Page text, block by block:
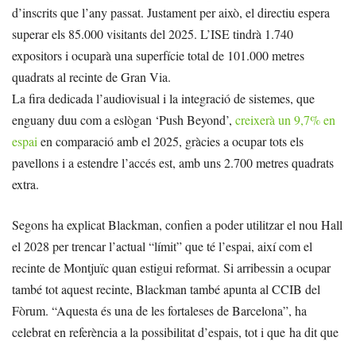
d’inscrits que l’any passat. Justament per això, el directiu espera
superar els 85.000 visitants del 2025. L’ISE tindrà 1.740
expositors i ocuparà una superfície total de 101.000 metres
quadrats al recinte de Gran Via.
La fira dedicada l’audiovisual i la integració de sistemes, que
enguany duu com a eslògan ‘Push Beyond’, creixerà un 9,7% en
espai en comparació amb el 2025, gràcies a ocupar tots els
pavellons i a estendre l’accés est, amb uns 2.700 metres quadrats
extra.
Segons ha explicat Blackman, confien a poder utilitzar el nou Hall
el 2028 per trencar l’actual “límit” que té l’espai, així com el
recinte de Montjuïc quan estigui reformat. Si arribessin a ocupar
també tot aquest recinte, Blackman també apunta al CCIB del
Fòrum. “Aquesta és una de les fortaleses de Barcelona”, ha
celebrat en referència a la possibilitat d’espais, tot i que ha dit que